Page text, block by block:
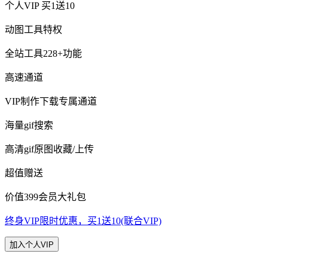
个人VIP 买1送10
动图工具特权
全站工具228+功能
高速通道
VIP制作下载专属通道
海量gif搜索
高清gif原图收藏/上传
超值赠送
价值399会员大礼包
终身VIP限时优惠，买1送10(联合VIP)
加入个人VIP